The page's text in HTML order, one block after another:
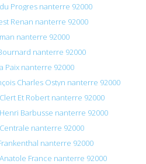
Progres nanterre 92000
Renan nanterre 92000
nanterre 92000
nanterre 92000
Paix nanterre 92000
Charles Ostyn nanterre 92000
Et Robert nanterre 92000
Barbusse nanterre 92000
nanterre 92000
nanterre 92000
France nanterre 92000